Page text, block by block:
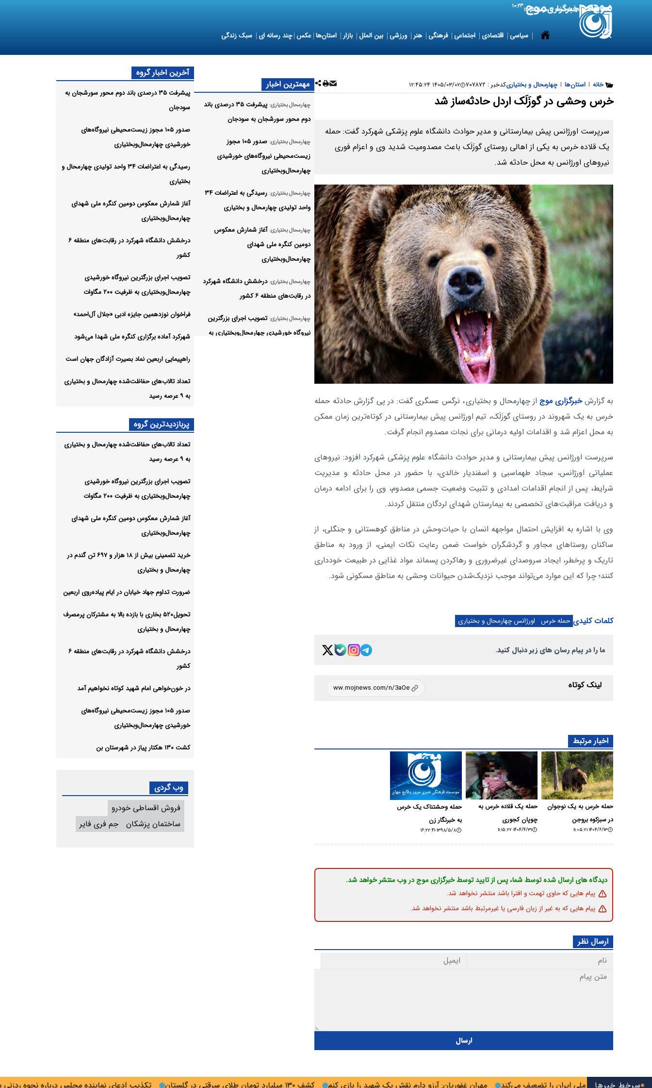
7 August 2026 جمعه ۱۶ مرداد ۱۴۰۵ ۱۰:۲۳
سیاسی اقتصادی اجتماعی فرهنگی هنر ورزشی بین الملل بازار استان‌ها عکس چند رسانه ای سبک زندگی
سرخط خبرها تکذیب ادعای نماینده مجلس درباره نحوه ردزنی محل کشف ۱۳۰ میلیارد تومان طلای سرقتی در گلستان مهران غفوریان: آرزو دارم نقش یک شهید را بازی کنم خزر منافع ملی ایران را تضعیف می‌کند
خانه | استان‌ها | چهارمحال و بختیاریکدخبر : ۷۰۷۸۷۲ ۱۴۰۵/۰۳/۰۲ ۱۲:۴۵:۲۴
خرس وحشی در گوزَلَک اردل حادثه‌ساز شد
سرپرست اورژانس پیش بیمارستانی و مدیر حوادث دانشگاه علوم پزشکی شهرکرد گفت: حمله
یک قلاده خرس به یکی از اهالی روستای گوزَلَک باعث مصدومیت شدید وی و اعزام فوری
نیروهای اورژانس به محل حادثه شد.
به گزارشخبرگزاری موج از چهارمحال و بختیاری، نرگس عسگری گفت: در پی گزارش حادثه حمله
خرس به یک شهروند در روستای گوزَلَک، تیم اورژانس پیش بیمارستانی در کوتاه‌ترین زمان ممکن
به محل اعزام شد و اقدامات اولیه درمانی برای نجات مصدوم انجام گرفت.
سرپرست اورژانس پیش بیمارستانی و مدیر حوادث دانشگاه علوم پزشکی شهرکرد افزود: نیروهای
عملیاتی اورژانس، سجاد طهماسبی و اسفندیار خالدی، با حضور در محل حادثه و مدیریت
شرایط، پس از انجام اقدامات امدادی و تثبیت وضعیت جسمی مصدوم، وی را برای ادامه درمان
و دریافت مراقبت‌های تخصصی به بیمارستان شهدای لردگان منتقل کردند.
وی با اشاره به افزایش احتمال مواجهه انسان با حیات‌وحش در مناطق کوهستانی و جنگلی، از
ساکنان روستاهای مجاور و گردشگران خواست ضمن رعایت نکات ایمنی، از ورود به مناطق
تاریک و پرخطر، ایجاد سروصدای غیرضروری و رهاکردن پسماند مواد غذایی در طبیعت خودداری
کنند؛ چرا که این موارد می‌تواند موجب نزدیک‌شدن حیوانات وحشی به مناطق مسکونی شود.
کلمات کلیدی حمله خرس اورژانس چهارمحال و بختیاری
ما را در پیام رسان های زیر دنبال کنید.
لینک کوتاه
اخبار مرتبط
حمله خرس به یک نوجوان
در سبزکوه بروجن
۱۴۰۴/۶/۱۳ ۱۱:۰۵:۲۱
حمله یک قلاده خرس به
چوپان کجوری
۱۴۰۴/۴/۳۱ ۱۱:۱۵:۲۲
حمله وحشتناک یک خرس
به خبرنگار زن
۱۳۹۸/۵/۸ ۱۶:۲۲:۴۱
دیدگاه های ارسال شده توسط شما، پس از تایید توسط خبرگزاری موج در وب منتشر خواهد شد.
پیام هایی که حاوی تهمت و افترا باشد منتشر نخواهد شد.
پیام هایی که به غیر از زبان فارسی یا غیرمرتبط باشد منتشر نخواهد شد.
ارسال نظر
ارسال
مهمترین اخبار
چهارمحال بختیاری:
پیشرفت ۳۵ درصدی باند
دوم محور سورشجان به سودجان
چهارمحال بختیاری:
صدور ۱۰۵ مجوز
زیست‌محیطی نیروگاه‌های خورشیدی
چهارمحال‌وبختیاری
چهارمحال بختیاری:
رسیدگی به اعتراضات ۳۴
واحد تولیدی چهارمحال و بختیاری
چهارمحال بختیاری: آغاز شمارش معکوس
دومین کنگره ملی شهدای
چهارمحال‌وبختیاری
چهارمحال بختیاری: درخشش دانشگاه شهرکرد
در رقابت‌های منطقه ۶ کشور
چهارمحال بختیاری: تصویب اجرای بزرگترین
نیروگاه خورشیدی چهارمحال‌وبختیاری به
آخرین اخبار گروه
پیشرفت ۳۵ درصدی باند دوم محور سورشجان به
سودجان
صدور ۱۰۵ مجوز زیست‌محیطی نیروگاه‌های
خورشیدی چهارمحال‌وبختیاری
رسیدگی به اعتراضات ۳۴ واحد تولیدی چهارمحال و
بختیاری
آغاز شمارش معکوس دومین کنگره ملی شهدای
چهارمحال‌وبختیاری
درخشش دانشگاه شهرکرد در رقابت‌های منطقه ۶
کشور
تصویب اجرای بزرگترین نیروگاه خورشیدی
چهارمحال‌وبختیاری به ظرفیت ۲۰۰ مگاوات
فراخوان نوزدهمین جایزه ادبی «جلال آل‌احمد»
شهرکرد آماده برگزاری کنگره ملی شهدا می‌شود
راهپیمایی اربعین نماد بصیرت آزادگان جهان است
تعداد تالاب‌های حفاظت‌شده چهارمحال و بختیاری
به ۹ عرصه رسید
پربازدیدترین گروه
تعداد تالاب‌های حفاظت‌شده چهارمحال و بختیاری
به ۹ عرصه رسید
تصویب اجرای بزرگترین نیروگاه خورشیدی
چهارمحال‌وبختیاری به ظرفیت ۲۰۰ مگاوات
آغاز شمارش معکوس دومین کنگره ملی شهدای
چهارمحال‌وبختیاری
خرید تضمینی بیش از ۱۸ هزار و ۶۹۷ تن گندم در
چهارمحال و بختیاری
ضرورت تداوم جهاد خیابان در ایام پیاده‌روی اربعین
تحویل۵۲۰ بخاری با بازده بالا به مشترکان پرمصرف
چهارمحال و بختیاری
درخشش دانشگاه شهرکرد در رقابت‌های منطقه ۶
کشور
در خون‌خواهی امام شهید کوتاه نخواهیم آمد
صدور ۱۰۵ مجوز زیست‌محیطی نیروگاه‌های
خورشیدی چهارمحال‌وبختیاری
کشت ۱۳۰ هکتار پیاز در شهرستان بن
وب گردی
فروش اقساطی خودرو
ساختمان پزشکان
جم فری فایر